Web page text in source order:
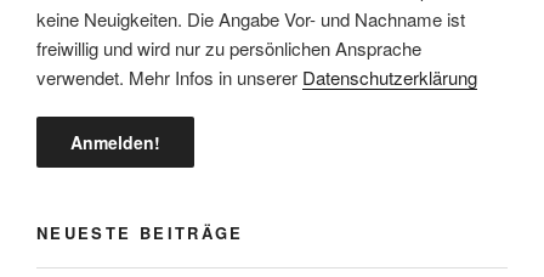
keine Neuigkeiten. Die Angabe Vor- und Nachname ist
freiwillig und wird nur zu persönlichen Ansprache
verwendet. Mehr Infos in unserer Datenschutzerklärung
NEUESTE BEITRÄGE